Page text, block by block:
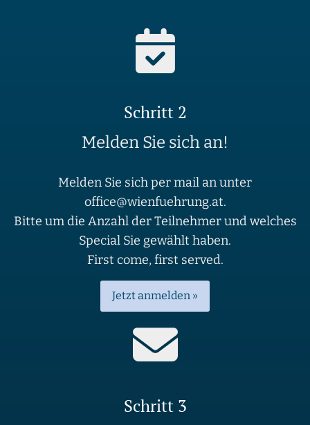
Schritt 2
Melden Sie sich an!
Melden Sie sich per mail an unter
office@wienfuehrung.at.
Bitte um die Anzahl der Teilnehmer und welches
Special Sie gewählt haben.
First come, first served.
Jetzt anmelden »
Schritt 3